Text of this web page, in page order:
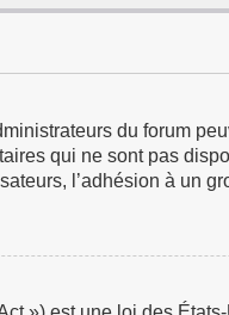
du forum
qui ne sont pas
l’adhésion à un